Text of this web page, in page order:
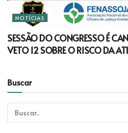
NOTÍCIAS
SESSÃO DO CONGRESSO É
VETO 12 SOBRE O RISCO DA
Buscar